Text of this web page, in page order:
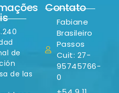
de
de las
Contato
Fabiane
Brasileiro
Passos
Cuit: 27-
95745766-
0